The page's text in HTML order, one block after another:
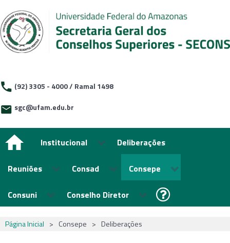
(92) 3305 - 4000 / Ramal 1498
sgc@ufam.edu.br
Institucional Deliberações
Reuniões Consad Consepe
Consuni Conselho Diretor
Página Inicial > Consepe > Deliberações